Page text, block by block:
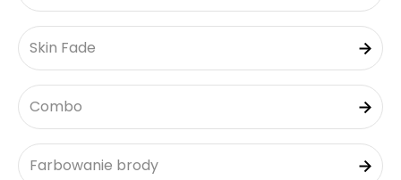
Skin Fade
Combo
Farbowanie brody